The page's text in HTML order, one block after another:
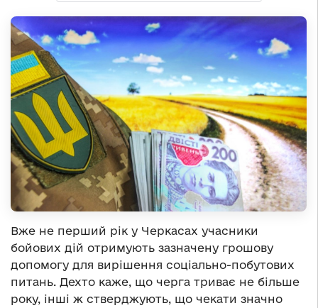
Вже не перший рік у Черкасах учасники
бойових дій отримують зазначену грошову
допомогу для вирішення соціально-побутових
питань. Дехто каже, що черга триває не більше
року, інші ж стверджують, що чекати значно